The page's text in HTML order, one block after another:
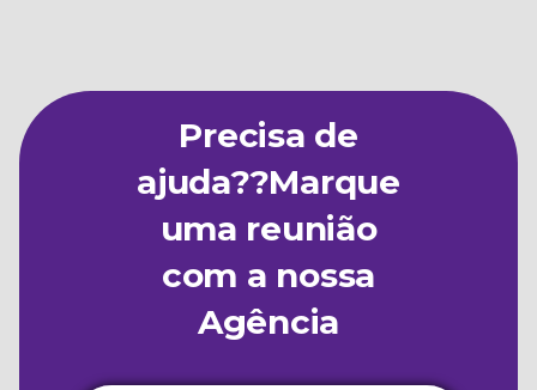
Precisa de
ajuda??Marque
uma reunião
com a nossa
Agência